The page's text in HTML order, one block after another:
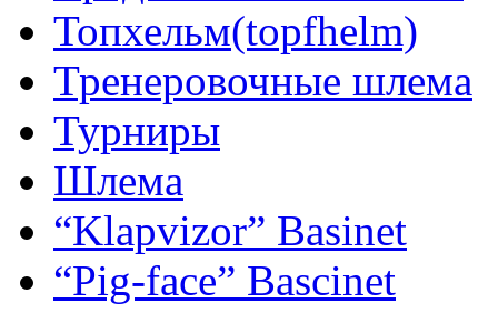
Топхельм(topfhelm)
Тренеровочные шлема
Турниры
Шлема
“Klapvizor” Basinet
“Pig-face” Bascinet